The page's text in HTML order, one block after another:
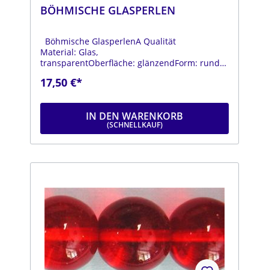
BÖHMISCHE GLASPERLEN
Böhmische GlasperlenA Qualität
Material: Glas,
transparentOberfläche: glänzendForm: rundFa
mmStrang: Länge ca. 25 cm
17,50 €*
IN DEN WARENKORB